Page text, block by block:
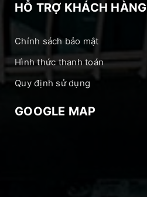
HỖ TRỢ KHÁCH HÀNG
Chính sách bảo mật
Hình thức thanh toán
Quy định sử dụng
GOOGLE MAP